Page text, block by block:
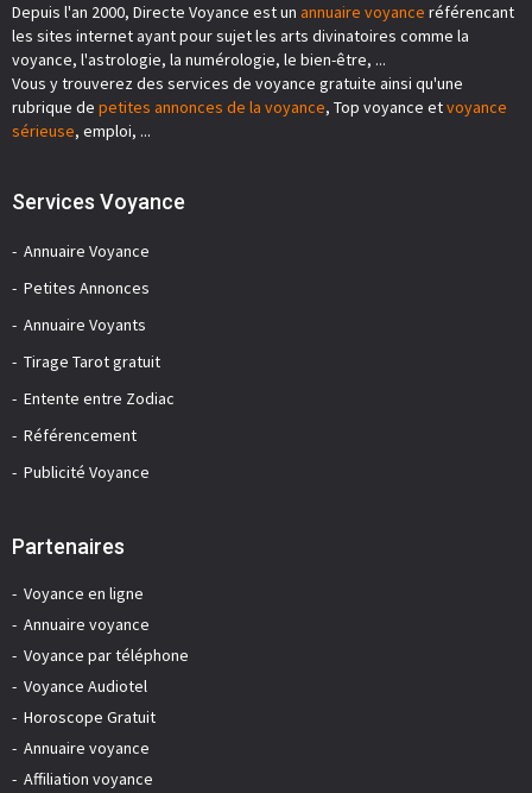
Depuis l'an 2000, Directe Voyance est un annuaire voyance référencant
les sites internet ayant pour sujet les arts divinatoires comme la
voyance, l'astrologie, la numérologie, le bien-être, ...
Vous y trouverez des services de voyance gratuite ainsi qu'une
rubrique de petites annonces de la voyance, Top voyance etvoyance
sérieuse, emploi, ...
Services Voyance
Annuaire Voyance
Petites Annonces
Annuaire Voyants
Tirage Tarot gratuit
Entente entre Zodiac
Référencement
Publicité Voyance
Partenaires
Voyance en ligne
Annuaire voyance
Voyance par téléphone
Voyance Audiotel
Horoscope Gratuit
Annuaire voyance
Affiliation voyance